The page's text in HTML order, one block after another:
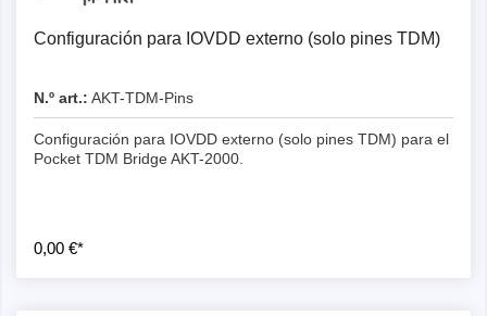
Configuración para IOVDD externo (solo pines TDM)
N.º art.: AKT-TDM-Pins
Configuración para IOVDD externo (solo pines TDM) para el
Pocket TDM Bridge AKT-2000.
0,00 €*